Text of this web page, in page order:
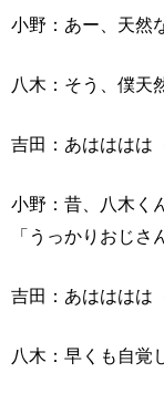
小野：あー、天然
八木：そう、僕天
吉田：あはははは
小野：昔、八木く
「うっかりおじさ
吉田：あはははは
八木：早くも自覚